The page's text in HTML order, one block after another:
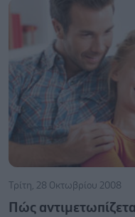
Τρίτη, 28 Οκτωβρίου 2008
Πώς